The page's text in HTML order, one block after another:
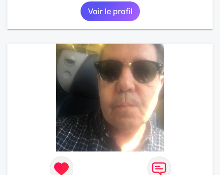
Voir le profil